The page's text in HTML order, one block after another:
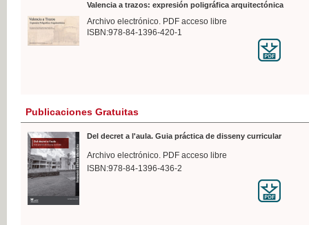
Valencia a trazos: expresión poligráfica arquitectónica
Archivo electrónico. PDF acceso libre
ISBN:978-84-1396-420-1
Publicaciones Gratuitas
Del decret a l'aula. Guia práctica de disseny curricular
Archivo electrónico. PDF acceso libre
ISBN:978-84-1396-436-2